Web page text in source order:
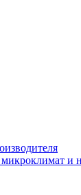
и